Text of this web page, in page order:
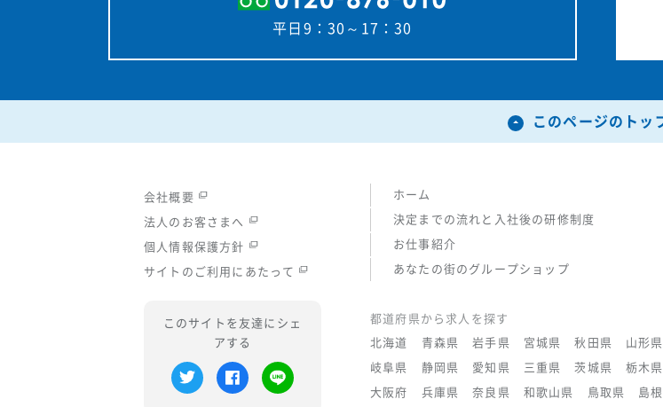
平日9：30～17：30
このページのトッ
会社概要
法人のお客さまへ
個人情報保護方針
サイトのご利用にあたって
このサイトを友達にシェ
アする
ホーム
決定までの流れと入社後の研修制度
お仕事紹介
あなたの街のグループショップ
都道府県から求人を探す
北海道 青森県 岩手県 宮城県 秋田県 山形県
岐阜県 静岡県 愛知県 三重県 茨城県 栃木県
大阪府 兵庫県 奈良県 和歌山県 鳥取県 島